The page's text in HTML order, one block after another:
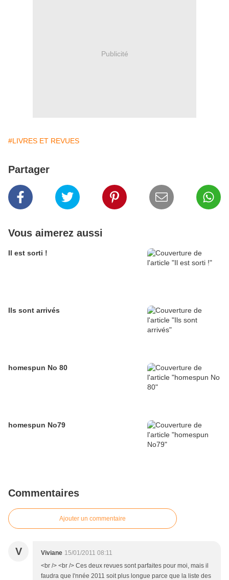
Publicité
#LIVRES ET REVUES
Partager
Vous aimerez aussi
Il est sorti !
Ils sont arrivés
homespun No 80
homespun No79
Commentaires
Ajouter un commentaire
V Viviane 15/01/2011 08:11
<br /> <br /> Ces deux revues sont parfaites pour moi, mais il
faudra que l'nnée 2011 soit plus longue parce que la liste des